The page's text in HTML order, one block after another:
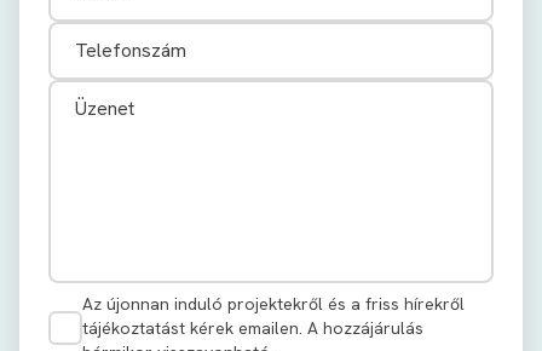
Az újonnan induló projektekről és a friss hírekről
tájékoztatást kérek emailen. A hozzájárulás